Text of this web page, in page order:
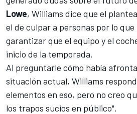
Lowe, Williams dice que el
el de culpar a personas por lo
garantizar que el equipo y el
inicio de la temporada.
Al preguntarle cómo había
situación actual, Williams
elementos en eso, pero no creo
los trapos sucios en público".